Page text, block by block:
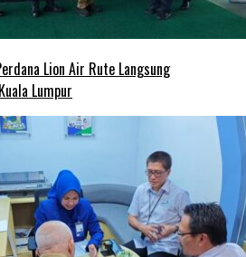
Lion Air Rute Langsung
Lumpur